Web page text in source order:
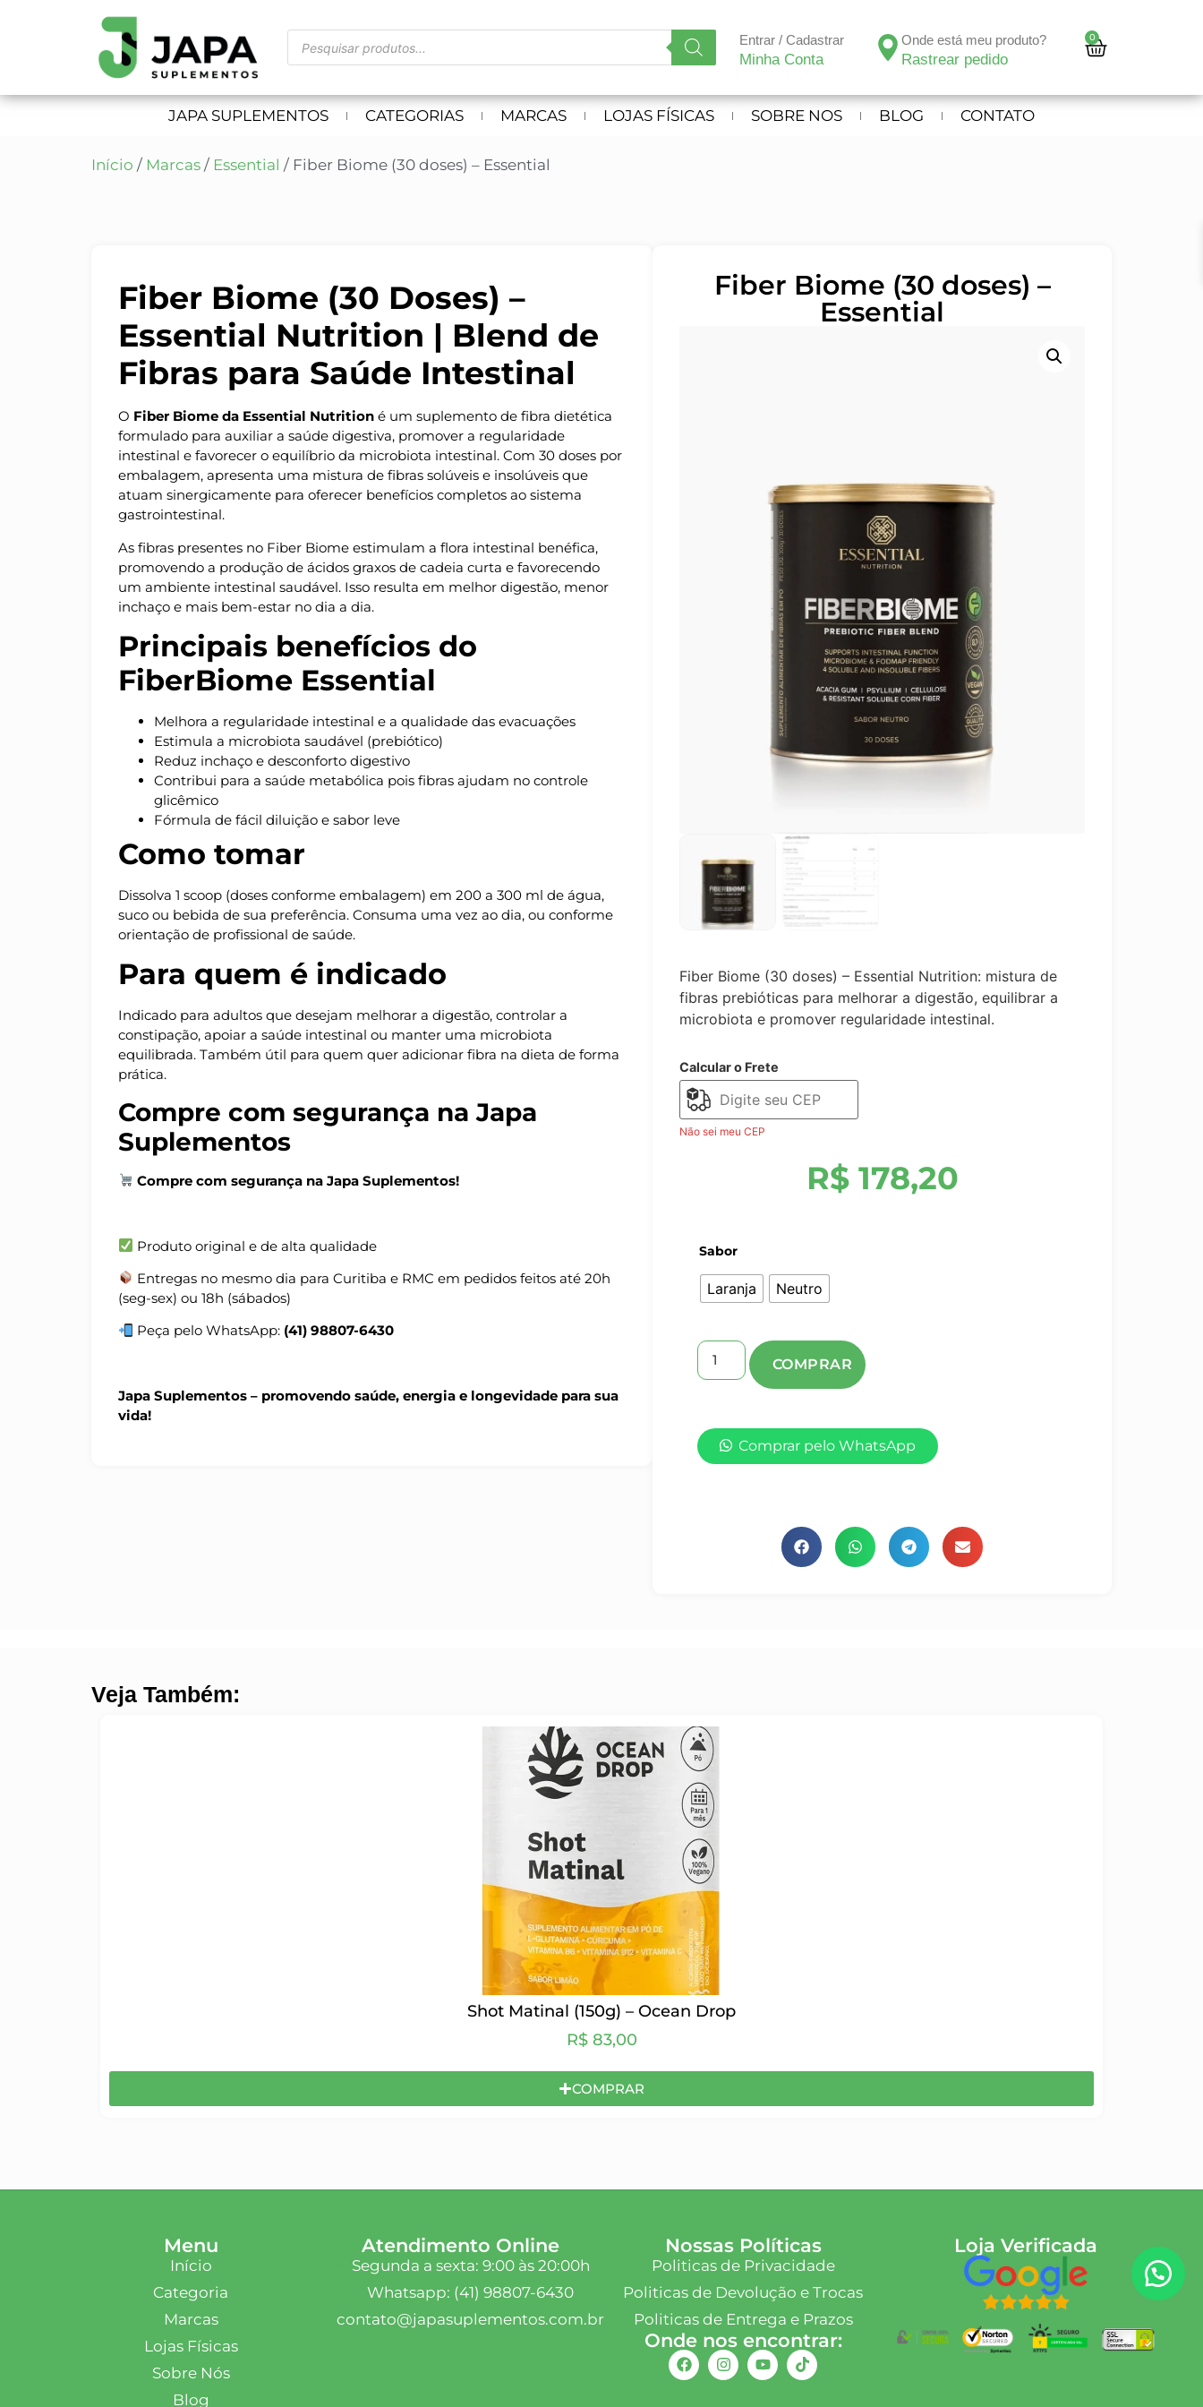
Entrar / Cadastrar
Minha Conta
Onde está meu produto?
Rastrear pedido
0
JAPA SUPLEMENTOS CATEGORIAS MARCAS LOJAS FÍSICAS SOBRE NOS BLOG CONTATO
Início / Marcas / Essential / Fiber Biome (30 doses) – Essential
Fiber Biome (30 Doses) –
Essential Nutrition | Blend de
Fibras para Saúde Intestinal
O Fiber Biome da Essential Nutrition é um suplemento de fibra dietética
formulado para auxiliar a saúde digestiva, promover a regularidade
intestinal e favorecer o equilíbrio da microbiota intestinal. Com 30 doses por
embalagem, apresenta uma mistura de fibras solúveis e insolúveis que
atuam sinergicamente para oferecer benefícios completos ao sistema
gastrointestinal.
As fibras presentes no Fiber Biome estimulam a flora intestinal benéfica,
promovendo a produção de ácidos graxos de cadeia curta e favorecendo
um ambiente intestinal saudável. Isso resulta em melhor digestão, menor
inchaço e mais bem-estar no dia a dia.
Principais benefícios do
FiberBiome Essential
Melhora a regularidade intestinal e a qualidade das evacuações
Estimula a microbiota saudável (prebiótico)
Reduz inchaço e desconforto digestivo
Contribui para a saúde metabólica pois fibras ajudam no controle
glicêmico
Fórmula de fácil diluição e sabor leve
Como tomar
Dissolva 1 scoop (doses conforme embalagem) em 200 a 300 ml de água,
suco ou bebida de sua preferência. Consuma uma vez ao dia, ou conforme
orientação de profissional de saúde.
Para quem é indicado
Indicado para adultos que desejam melhorar a digestão, controlar a
constipação, apoiar a saúde intestinal ou manter uma microbiota
equilibrada. Também útil para quem quer adicionar fibra na dieta de forma
prática.
Compre com segurança na Japa
Suplementos
Compre com segurança na Japa Suplementos!
Produto original e de alta qualidade
Entregas no mesmo dia para Curitiba e RMC em pedidos feitos até 20h
(seg-sex) ou 18h (sábados)
Peça pelo WhatsApp: (41) 98807-6430
Japa Suplementos – promovendo saúde, energia e longevidade para sua
vida!
Fiber Biome (30 doses) –
Essential
Fiber Biome (30 doses) – Essential Nutrition: mistura de
fibras prebióticas para melhorar a digestão, equilibrar a
microbiota e promover regularidade intestinal.
Calcular o Frete
Não sei meu CEP
R$178,20
Sabor
Laranja Neutro
Comprar pelo WhatsApp
Veja Também:
Shot Matinal (150g) – Ocean Drop
R$83,00
COMPRAR
Menu
Início
Categoria
Marcas
Lojas Físicas
Sobre Nós
Blog
Atendimento Online
Segunda a sexta: 9:00 às 20:00h
Whatsapp: (41) 98807-6430
contato@japasuplementos.com.br
Nossas Políticas
Politicas de Privacidade
Politicas de Devolução e Trocas
Politicas de Entrega e Prazos
Onde nos encontrar:
Loja Verificada